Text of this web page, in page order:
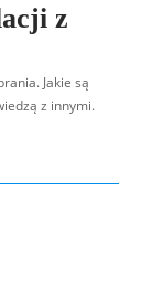
z
Jakie są
z innymi.